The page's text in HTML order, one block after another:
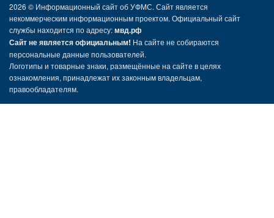
2026 © Информационный сайт об УФМС. Сайт является
некоммерческим информационным проектом. Официальный сайт
службы находится по адресу:мвд.рф
Сайт не является официальным! На сайте не собираются
персональные данные пользователей.
Логотипы и товарные знаки, размещённые на сайте в целях
ознакомления, принадлежат их законным владельцам,
правообладателям.